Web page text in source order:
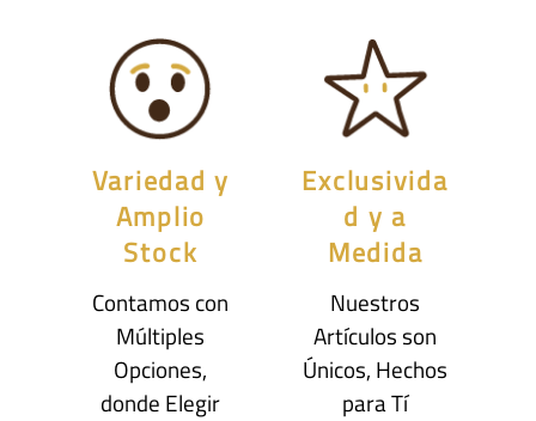
Variedad y
Amplio
Stock
Contamos con
Múltiples
Opciones,
donde Elegir
Exclusivida
d y a
Medida
Nuestros
Artículos son
Únicos, Hechos
para Tí